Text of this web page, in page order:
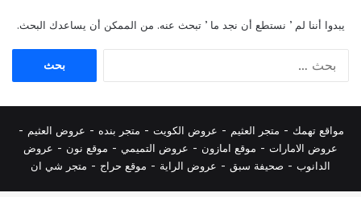
يبدوا أننا لم ’ نستطع أن نجد ما ’ تبحث عنه. من الممكن أن يساعدك البحث.
مواقع تهمك - متجر العثيم - عروض الكويت - متجر بنده - عروض العثيم -
عروض الامارات - موقع امازون - عروض التميمي - موقع نون - عروض
الدانوب - صحيفة سبق - عروض الراية - موقع حراج - متجر شي ان